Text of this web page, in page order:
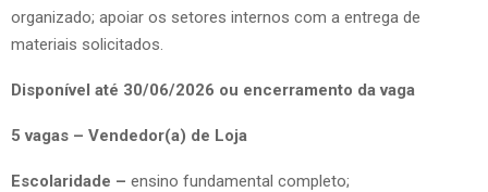
organizado; apoiar os setores internos com a entrega de
materiais solicitados.
Disponível até 30/06/2026 ou encerramento da vaga
5 vagas – Vendedor(a) de Loja
Escolaridade – ensino fundamental completo;